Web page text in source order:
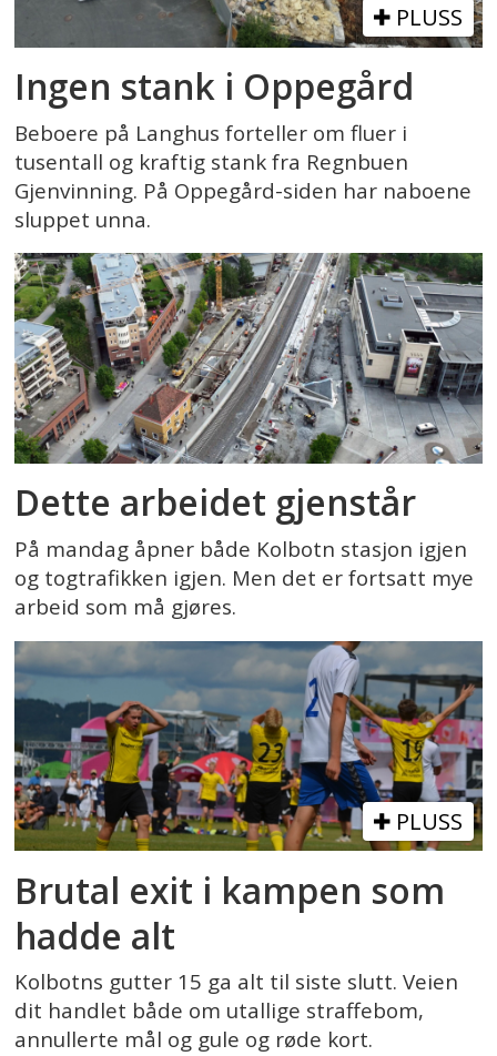
PLUSS
Ingen stank i Oppegård
Beboere på Langhus forteller om fluer i
tusentall og kraftig stank fra Regnbuen
Gjenvinning. På Oppegård-siden har naboene
sluppet unna.
Dette arbeidet gjenstår
På mandag åpner både Kolbotn stasjon igjen
og togtrafikken igjen. Men det er fortsatt mye
arbeid som må gjøres.
PLUSS
Brutal exit i kampen som
hadde alt
Kolbotns gutter 15 ga alt til siste slutt. Veien
dit handlet både om utallige straffebom,
annullerte mål og gule og røde kort.